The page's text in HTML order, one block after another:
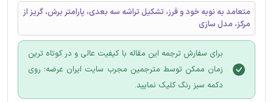
متعامد به نوبه خود و فرز، تشکیل تراشه سه بعدی، پارامتر برش، گریز از
مرکز، مدل سازی
برای سفارش ترجمه این مقاله با کیفیت عالی و در کوتاه ترین
زمان ممکن توسط مترجمین مجرب سایت ایران عرضه؛ روی
دکمه سبز رنگ کلیک نمایید.